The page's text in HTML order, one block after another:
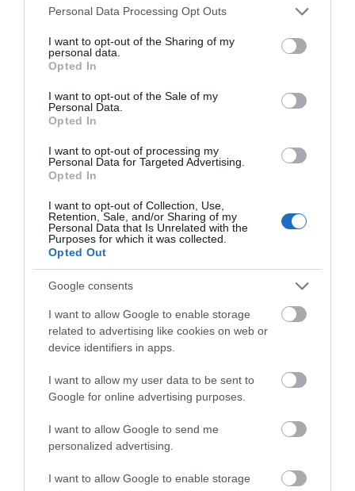
Please note that this website/app uses one or more Google
not limited to your visit or usage behaviour. You may click to
grant or deny consent to Google and its third-party tags to
use your data for below specified purposes in below Google
consent section.
Personal Data Processing Opt Outs
I want to opt-out of the Sharing of my
personal data.
Opted In
I want to opt-out of the Sale of my
Personal Data.
Opted In
I want to opt-out of processing my
Personal Data for Targeted Advertising.
Opted In
I want to opt-out of Collection, Use,
Retention, Sale, and/or Sharing of my
Personal Data that Is Unrelated with the
Purposes for which it was collected.
Opted Out
Google consents
I want to allow Google to enable storage
related to advertising like cookies on web or
device identifiers in apps.
I want to allow my user data to be sent to
Google for online advertising purposes.
I want to allow Google to send me
personalized advertising.
I want to allow Google to enable storage
Φωτογραφίες-κειμήλια από καλοκαίρια στην Άνδρο –
Από τον 19ο αιώνα μέχρι και την δεκαετία του 1970
ΟΡΜΟΣ ΚΟΡΘΙΟΥ: Όταν η φωτογραφία γίνεται μνήμη
Η Άνδρος συνεχίζει να μπαρκάρει…
ΠΡΟΣΟΧΗ: Πολύ υψηλός κίνδυνος πυρκαγιάς στις
Κυκλάδες
ΧΩΡΟΤΑΞΙΚΟ ΓΙΑ ΤΟΝ ΤΟΥΡΙΣΜΟ: Η φέρουσα
ικανότητα στο επίκεντρο
Πρόσφατα Άρθρα
ΔΥΟ ΚΑΛΟΚΑΙΡΙΝΑ
ΔΡΩΜΕΝΑ: Όταν η νέα
γενιά συναντά τη
ναυτοσύνη του νησιού
09/08/2026
ΠΡΟΣΟΧΗ: Πολύ υψηλός
κίνδυνος πυρκαγιάς στις
Κυκλάδες
08/08/2026